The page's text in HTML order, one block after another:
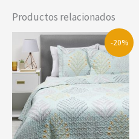
Productos relacionados
-20%